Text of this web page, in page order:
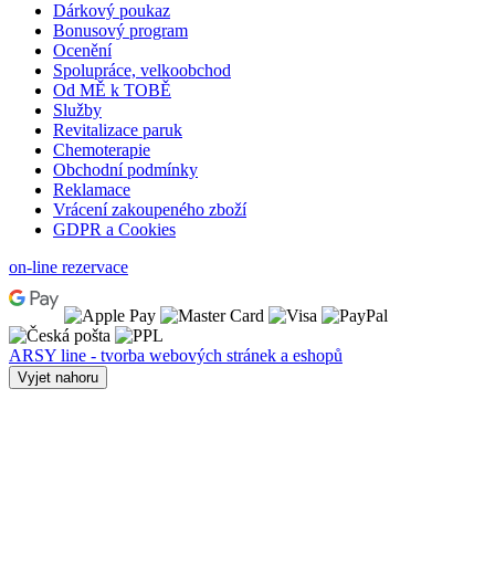
Dárkový poukaz
Bonusový program
Ocenění
Spolupráce, velkoobchod
Od MĚ k TOBĚ
Služby
Revitalizace paruk
Chemoterapie
Obchodní podmínky
Reklamace
Vrácení zakoupeného zboží
GDPR a Cookies
on-line rezervace
ARSY line - tvorba webových stránek a eshopů
Vyjet nahoru